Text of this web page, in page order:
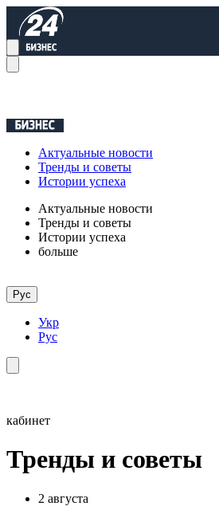
Актуальные новости
Тренды и советы
Истории успеха
Актуальные новости
Тренды и советы
Истории успеха
больше
Рус
Укр
Рус
кабинет
Тренды и советы
2 августа